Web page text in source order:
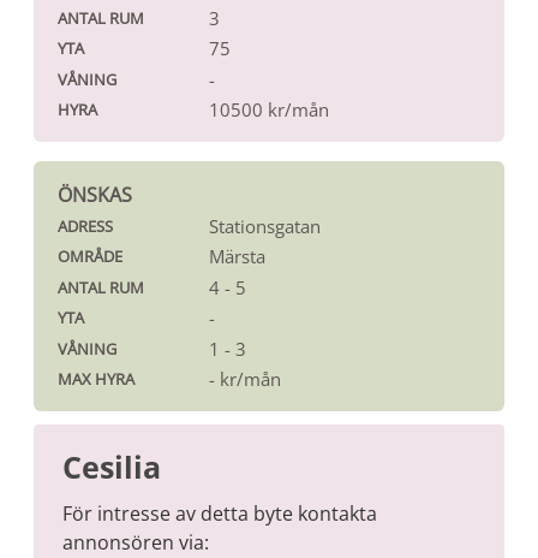
ANTAL RUM 3
YTA 75
VÅNING -
HYRA 10500 kr/mån
ÖNSKAS
ADRESS Stationsgatan
OMRÅDE Märsta
ANTAL RUM 4 - 5
YTA -
VÅNING 1 - 3
MAX HYRA - kr/mån
Cesilia
För intresse av detta byte kontakta
annonsören via: